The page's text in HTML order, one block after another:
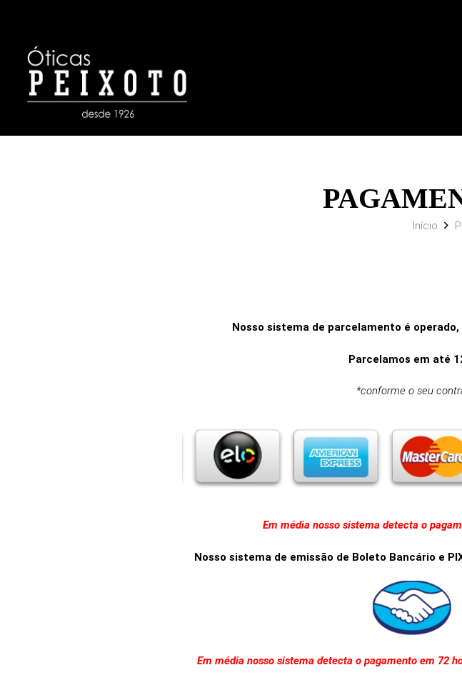
Início
Nosso sistema de parcelamento é
Parcelamos em até
*conforme o seu
Em média nosso sistema detecta o
Nosso sistema de emissão de Boleto Bancário e
Em média nosso sistema detecta o pagamento em 72